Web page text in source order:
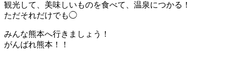
観光して、美味しいものを食べて、温泉につかる！
ただそれだけでも◯
みんな熊本へ行きましょう！
がんばれ熊本！！